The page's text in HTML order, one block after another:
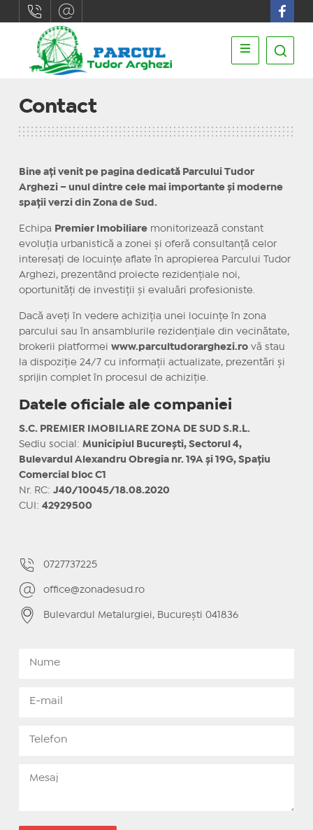
Contact
Bine ați venit pe pagina dedicată Parcului Tudor
Arghezi – unul dintre cele mai importante și moderne
spații verzi din Zona de Sud.
Echipa Premier Imobiliaremonitorizează constant
evoluția urbanistică a zonei și oferă consultanță celor
interesați de locuințe aflate în apropierea Parcului Tudor
Arghezi, prezentând proiecte rezidențiale noi,
oportunități de investiții și evaluări profesioniste.
Dacă aveți în vedere achiziția unei locuințe în zona
parcului sau în ansamblurile rezidențiale din vecinătate,
brokerii platformei www.parcultudorarghezi.rovă stau
la dispoziție 24/7 cu informații actualizate, prezentări și
sprijin complet în procesul de achiziție.
Datele oficiale ale companiei
S.C. PREMIER IMOBILIARE ZONA DE SUD S.R.L.
Sediu social: Municipiul București, Sectorul 4,
Bulevardul Alexandru Obregia nr. 19A și 19G, Spațiu
Comercial bloc C1
Nr. RC: J40/10045/18.08.2020
CUI: 42929500
0727737225
office@zonadesud.ro
Bulevardul Metalurgiei, București 041836